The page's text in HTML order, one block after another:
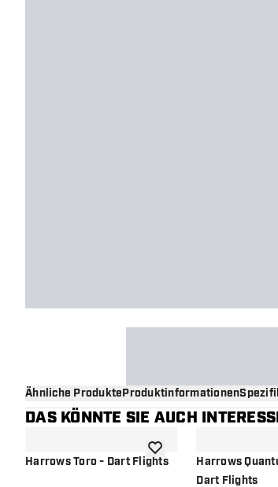
Ähnliche ProdukteProduktinformationen
DAS KÖNNTE SIE AUCH
Harrows Toro - Dart FlightsZur Wunschliste
Harrows
Dart Flights